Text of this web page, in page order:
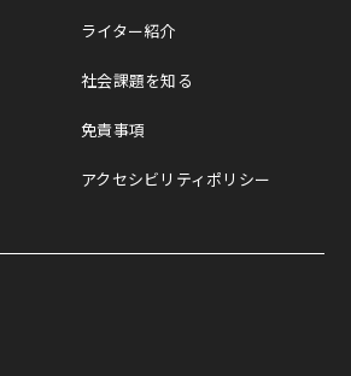
ライター紹介
社会課題を知る
免責事項
アクセシビリティポリシー